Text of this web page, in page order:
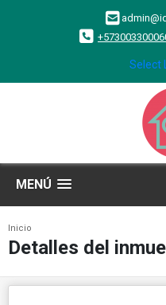
Select
MENÚ
Inicio
Detalles del